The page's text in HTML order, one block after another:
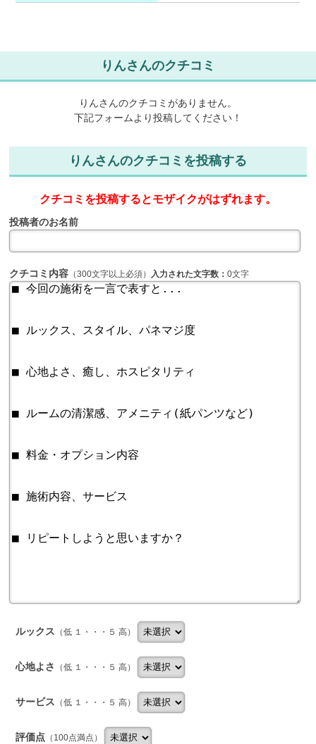
りんさんのクチコミ
りんさんのクチコミがありません。
下記フォームより投稿してください！
りんさんのクチコミを投稿する
クチコミを投稿するとモザイクがはずれます。
投稿者のお名前
クチコミ内容 （300文字以上必須） 入力された文字数：0文字
ルックス （低 １・・・５ 高）
心地よさ （低 １・・・５ 高）
サービス （低 １・・・５ 高）
評価点 （100点満点）